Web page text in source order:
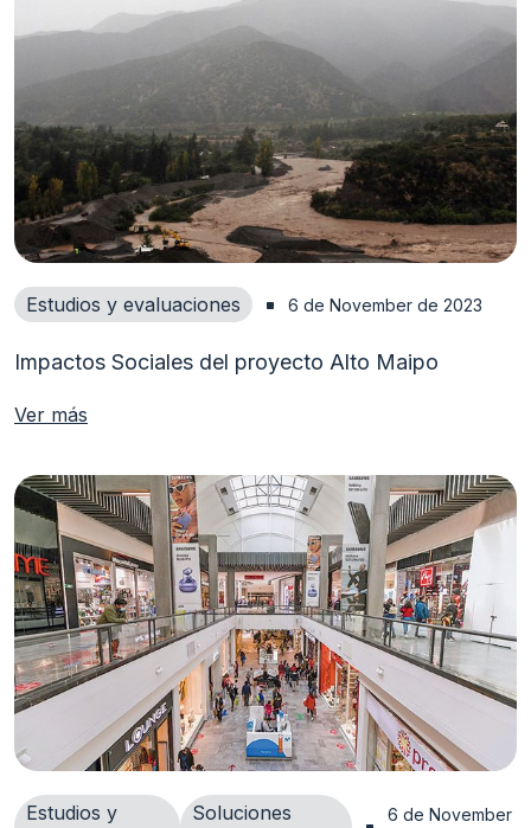
Estudios y evaluaciones 6 de November de 2023
Impactos Sociales del proyecto Alto Maipo
Ver más
Estudios y
Soluciones
6 de November